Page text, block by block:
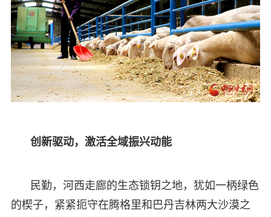
创新驱动，激活全域振兴动能
民勤，河西走廊的生态锁钥之地，犹如一柄绿色
的楔子，紧紧扼守在腾格里和巴丹吉林两大沙漠之